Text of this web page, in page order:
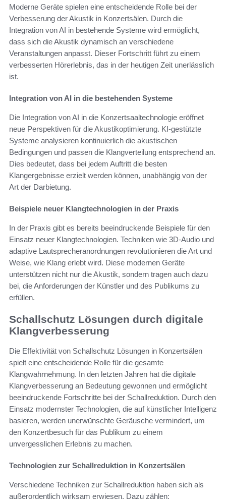
Moderne Geräte spielen eine entscheidende Rolle bei der
Verbesserung der Akustik in Konzertsälen. Durch die
Integration von AI in bestehende Systeme wird ermöglicht,
dass sich die Akustik dynamisch an verschiedene
Veranstaltungen anpasst. Dieser Fortschritt führt zu einem
verbesserten Hörerlebnis, das in der heutigen Zeit unerlässlich
ist.
Integration von AI in die bestehenden Systeme
Die Integration von AI in die Konzertsaaltechnologie eröffnet
neue Perspektiven für die Akustikoptimierung. KI-gestützte
Systeme analysieren kontinuierlich die akustischen
Bedingungen und passen die Klangverteilung entsprechend an.
Dies bedeutet, dass bei jedem Auftritt die besten
Klangergebnisse erzielt werden können, unabhängig von der
Art der Darbietung.
Beispiele neuer Klangtechnologien in der Praxis
In der Praxis gibt es bereits beeindruckende Beispiele für den
Einsatz neuer Klangtechnologien. Techniken wie 3D-Audio und
adaptive Lautsprecheranordnungen revolutionieren die Art und
Weise, wie Klang erlebt wird. Diese modernen Geräte
unterstützen nicht nur die Akustik, sondern tragen auch dazu
bei, die Anforderungen der Künstler und des Publikums zu
erfüllen.
Schallschutz Lösungen durch digitale
Klangverbesserung
Die Effektivität von Schallschutz Lösungen in Konzertsälen
spielt eine entscheidende Rolle für die gesamte
Klangwahrnehmung. In den letzten Jahren hat die digitale
Klangverbesserung an Bedeutung gewonnen und ermöglicht
beeindruckende Fortschritte bei der Schallreduktion. Durch den
Einsatz modernster Technologien, die auf künstlicher Intelligenz
basieren, werden unerwünschte Geräusche vermindert, um
den Konzertbesuch für das Publikum zu einem
unvergesslichen Erlebnis zu machen.
Technologien zur Schallreduktion in Konzertsälen
Verschiedene Techniken zur Schallreduktion haben sich als
außerordentlich wirksam erwiesen. Dazu zählen: